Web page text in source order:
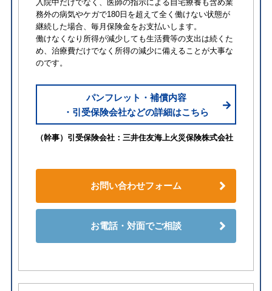
入院中だけでなく、医師の指示による自宅療養も含め業
務外の病気やケガで180日を超えて全く働けない状態が
継続した場合、毎月保険金をお支払いします。
働けなくなり所得が減少しても生活費等の支出は続くた
め、治療費だけでなく所得の減少に備えることが大事な
のです。
パンフレット・補償内容
・引受保険会社などの詳細はこちら
（幹事）引受保険会社：三井住友海上火災保険株式会社
お問い合わせフォーム
お電話・対面でご相談